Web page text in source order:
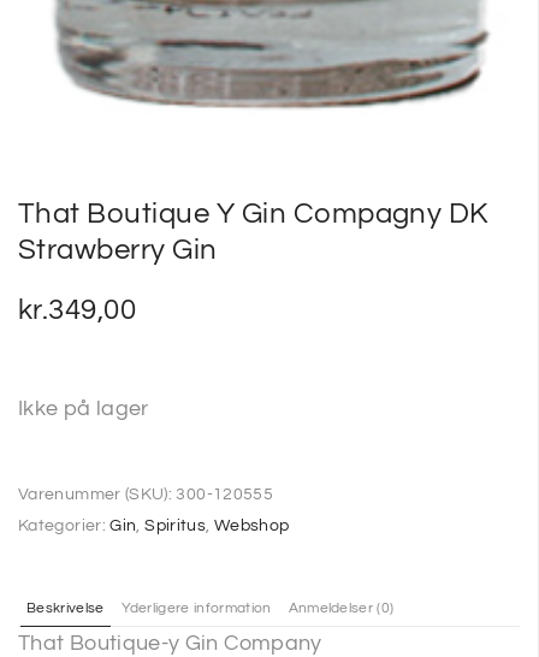
That Boutique Y Gin Compagny DK
Strawberry Gin
kr.349,00
Ikke på lager
Varenummer (SKU): 300-120555
Kategorier:Gin,Spiritus, Webshop
Beskrivelse Yderligere information Anmeldelser (0)
That Boutique-y Gin Company